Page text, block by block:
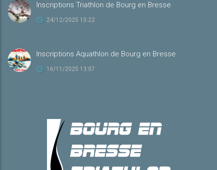
Inscriptions Triathlon de Bourg en Bresse
24/12/2025 15:22
Inscriptions Aquathlon de Bourg en Bresse
16/11/2025 13:07